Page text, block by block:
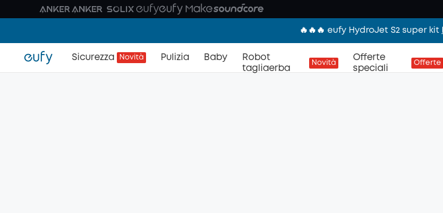
🔥🔥🔥 eufy HydroJet S2 super kit
Sicurezza Novità Pulizia Baby
Robot
tagliaerba
Novità
Offerte
speciali
Offerte